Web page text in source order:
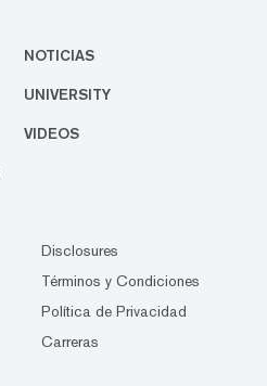
NOTICIAS
UNIVERSITY
VIDEOS
Disclosures
Términos y Condiciones
Política de Privacidad
Carreras